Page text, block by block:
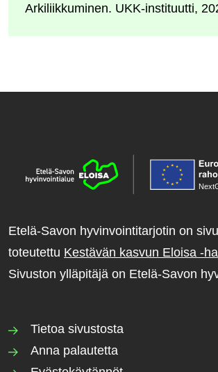
toiseen
palveluun)
Arkiliikkuminen. UKK-instituutti,
Etelä-Savon hyvinvointitarjotin on
toteutettu Kestävän kasvun Eloisa -
Sivuston ylläpitäjä on Etelä-Savon
Tietoa sivustosta
Anna palautetta